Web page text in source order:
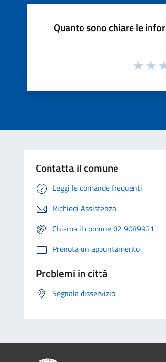
Quanto sono chiare le
Contatta il comune
Leggi le domande frequenti
Richiedi Assistenza
Chiama il comune 02 9089921
Prenota un appuntamento
Problemi in città
Segnala disservizio